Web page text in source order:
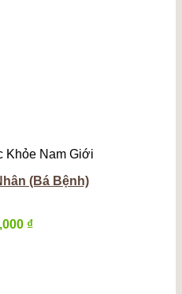
Khỏe Nam Giới
(Bá Bệnh)
₫